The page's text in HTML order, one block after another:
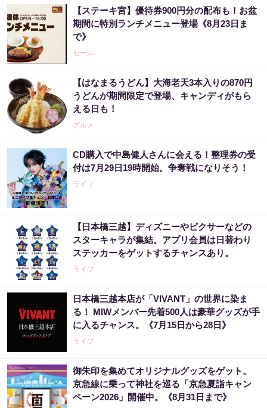
【ステーキ宮】優待券900円分の配布も！お盆
期間に特別ランチメニュー登場《8月23日ま
で》
セール
【はなまるうどん】大海老天3本入りの870円
うどんが期間限定で登場、キャンディがもら
える日も！
グルメ
CD購入で中島健人さんに会える！整理券の受
付は7月29日19時開始。争奪戦になりそう！
ライフ
【日本橋三越】ディズニーやピクサーなどの
スターキャラが集結。アプリ会員は日替わり
ステッカーをゲットするチャンスあり。
ライフ
日本橋三越本店が「VIVANT」の世界に染ま
る！ MIWメンバー先着500人は豪華グッズが手
に入るチャンス。《7月15日から28日》
ライフ
御朱印を集めてオリジナルグッズをゲット。
京急線に乗って神社を巡る「京急夏詣キャン
ペーン2026」開催中。《8月31日まで》